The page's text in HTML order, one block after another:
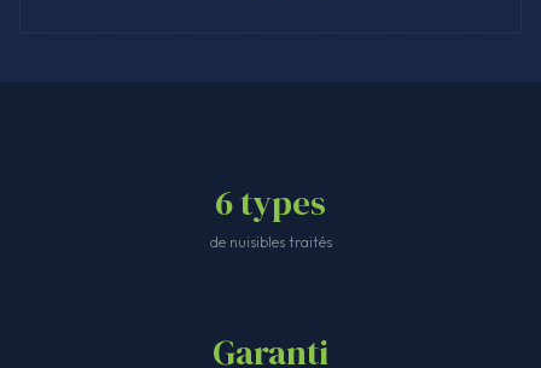
6 types
de nuisibles traités
Garanti